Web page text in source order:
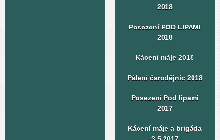
2018
Posezení POD LIPAMI
2018
Kácení máje 2018
Pálení čarodějnic 2018
Posezení Pod lipami
2017
Kácení máje a brigáda